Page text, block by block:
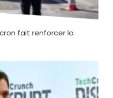
fait renforcer la